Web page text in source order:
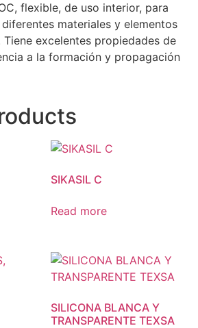
flexible, de uso interior, para
materiales y elementos
excelentes propiedades de
a la formación y propagación
SIKASIL C
Read more
SILICONA BLANCA Y
TRANSPARENTE TEXSA